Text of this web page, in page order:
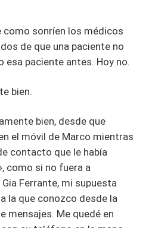
como sonríen los médicos
de que una paciente no
esa paciente antes. Hoy no.
bien.
bien, desde que
el móvil de Marco mientras
contacto que le había
como si no fuera a
Ferrante, mi supuesta
la que conozco desde la
mensajes. Me quedé en